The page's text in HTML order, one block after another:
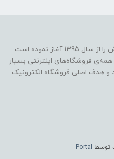
فروشگاه الکترونیک سنتر ، فعالیتش را از سال 1395 آغاز نموده است.
همه‌ی فروشگاه‌های اینترنتی بسیار
هدف اصلی فروشگاه الکترونیک
توسط Portal